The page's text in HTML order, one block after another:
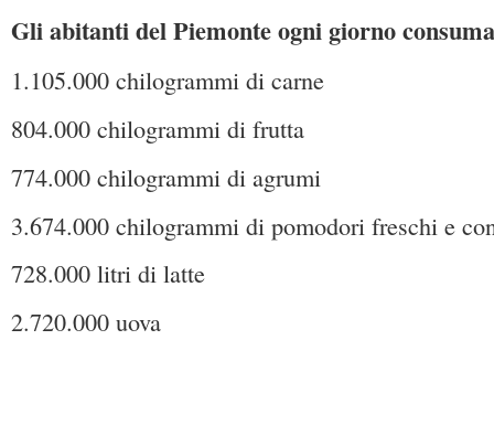
Gli abitanti del Piemonte ogni giorno
1.105.000 chilogrammi di carne
804.000 chilogrammi di frutta
774.000 chilogrammi di agrumi
3.674.000 chilogrammi di pomodori freschi e
728.000 litri di latte
2.720.000 uova